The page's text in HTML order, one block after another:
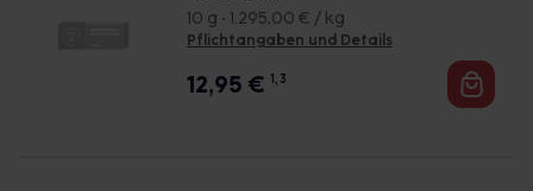
10 g • 1.295,00 € / kg
Pflichtangaben und Details
12,95 € 1, 3